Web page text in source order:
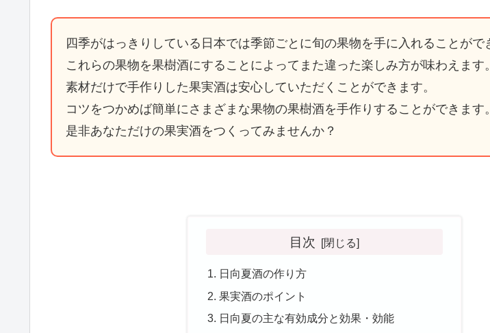
四季がはっきりしている日本では季節ごとに旬の果物を手に入れることがで
これらの果物を果樹酒にすることによってまた違った楽しみ方が味わえます。
素材だけで手作りした果実酒は安心していただくことができます。
コツをつかめば簡単にさまざまな果物の果樹酒を手作りすることができます。
是非あなただけの果実酒をつくってみませんか？
目次
日向夏酒の作り方
果実酒のポイント
日向夏の主な有効成分と効果・効能